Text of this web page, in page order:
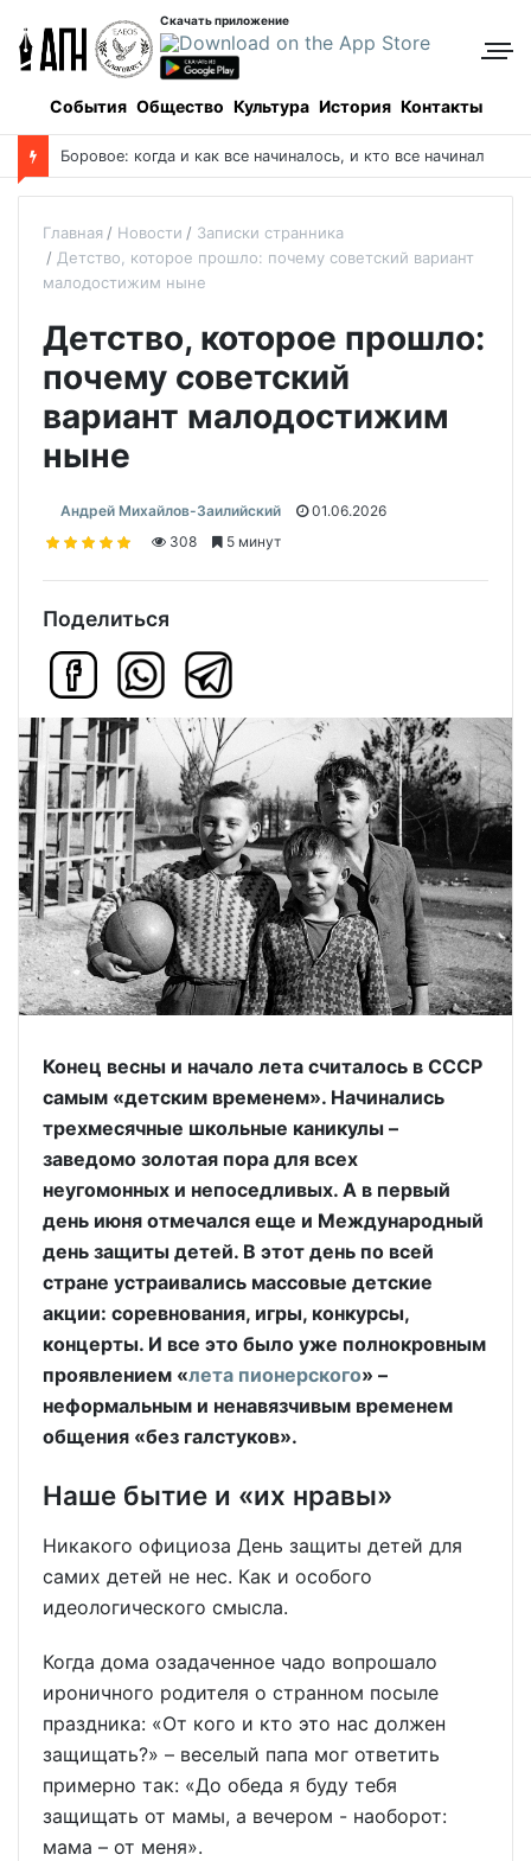
Скачать приложение
События Общество Культура История Контакты
Митрополит Александр помолился у чудотворной иконы о благополучии Казахстана
Главная Новости
Записки странника
Детство, которое прошло: почему советский вариант
малодостижим ныне
Детство, которое прошло:
почему советский
вариант малодостижим
ныне
Андрей Михайлов-Заилийский
01.06.2026
308
5 минут
Поделиться
Конец весны и начало лета считалось в СССР
самым «детским временем». Начинались
трехмесячные школьные каникулы –
заведомо золотая пора для всех
неугомонных и непоседливых. А в первый
день июня отмечался еще и Международный
день защиты детей. В этот день по всей
стране устраивались массовые детские
акции: соревнования, игры, конкурсы,
концерты. И все это было уже полнокровным
проявлением «лета пионерского» –
неформальным и ненавязчивым временем
общения «без галстуков».
Наше бытие и «их нравы»
Никакого официоза День защиты детей для
самих детей не нес. Как и особого
идеологического смысла.
Когда дома озадаченное чадо вопрошало
ироничного родителя о странном посыле
праздника: «От кого и кто это нас должен
защищать?» – веселый папа мог ответить
примерно так: «До обеда я буду тебя
защищать от мамы, а вечером - наоборот:
мама – от меня».